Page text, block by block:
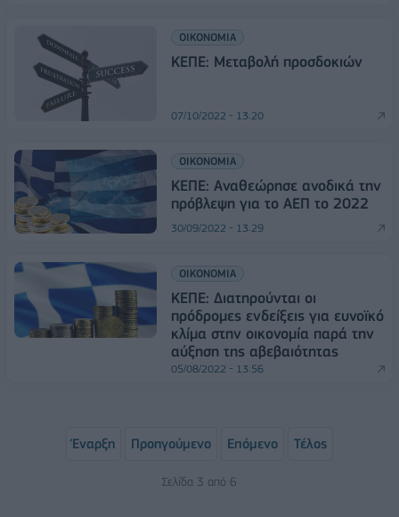
ΟΙΚΟΝΟΜΙΑ
ΚΕΠΕ: Μεταβολή προσδοκιών
07/10/2022 - 13:20
ΟΙΚΟΝΟΜΙΑ
ΚΕΠΕ: Αναθεώρησε ανοδικά την
πρόβλεψη για το ΑΕΠ το 2022
30/09/2022 - 13:29
ΟΙΚΟΝΟΜΙΑ
ΚΕΠΕ: Διατηρούνται οι
πρόδρομες ενδείξεις για ευνοϊκό
κλίμα στην οικονομία παρά την
αύξηση της αβεβαιότητας
05/08/2022 - 13:56
Έναρξη Προηγούμενο Επόμενο Τέλος
Σελίδα 3 από 6